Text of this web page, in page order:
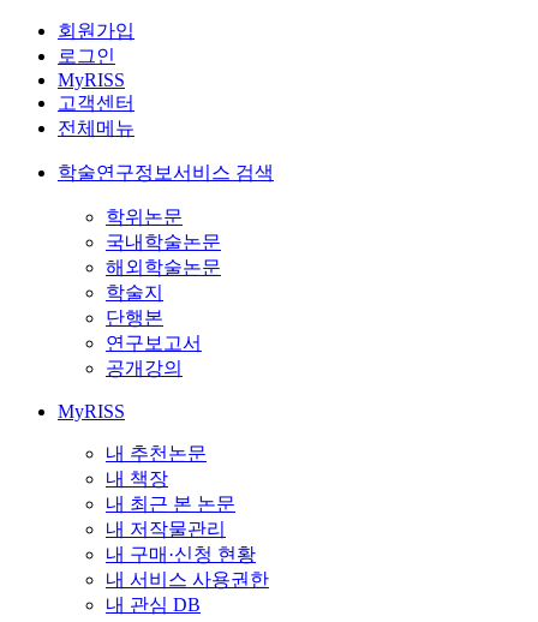
회원가입
로그인
MyRISS
고객센터
전체메뉴
학술연구정보서비스 검색
학위논문
국내학술논문
해외학술논문
학술지
단행본
연구보고서
공개강의
MyRISS
내 추천논문
내 책장
내 최근 본 논문
내 저작물관리
내 구매·신청 현황
내 서비스 사용권한
내 관심 DB